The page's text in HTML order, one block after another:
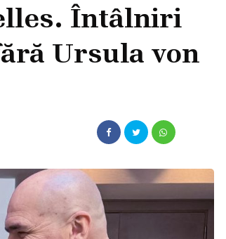
Întâlniri
Ursula von